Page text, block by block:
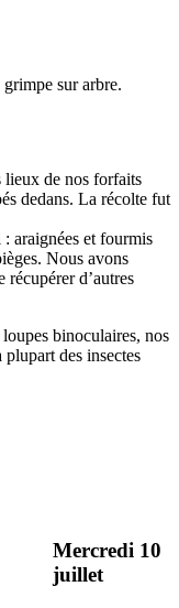
grimpe sur arbre.
lieux de nos forfaits
dedans. La récolte fut
araignées et fourmis
Nous avons
récupérer d’autres
binoculaires, nos
des insectes
Mercredi 10
juillet